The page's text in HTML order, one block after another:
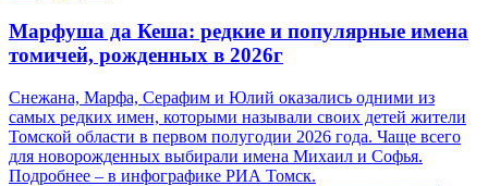
Марфуша да Кеша: редкие и популярные имена
томичей, рожденных в 2026г
Снежана, Марфа, Серафим и Юлий оказались одними из
самых редких имен, которыми называли своих детей жители
Томской области в первом полугодии 2026 года. Чаще всего
для новорожденных выбирали имена Михаил и Софья.
Подробнее – в инфографике РИА Томск.